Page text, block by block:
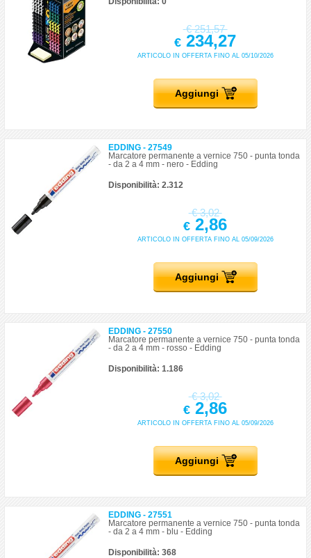
€251,57
€ 234,27
ARTICOLO IN OFFERTA FINO AL 05/10/2026
Aggiungi
EDDING - 27549
Marcatore permanente a vernice 750 - punta tonda
- da 2 a 4 mm - nero - Edding
Disponibilità: 2.312
€3,02
€ 2,86
ARTICOLO IN OFFERTA FINO AL 05/09/2026
Aggiungi
EDDING - 27550
Marcatore permanente a vernice 750 - punta tonda
- da 2 a 4 mm - rosso - Edding
Disponibilità: 1.186
€3,02
€ 2,86
ARTICOLO IN OFFERTA FINO AL 05/09/2026
Aggiungi
EDDING - 27551
Marcatore permanente a vernice 750 - punta tonda
- da 2 a 4 mm - blu - Edding
Disponibilità: 368